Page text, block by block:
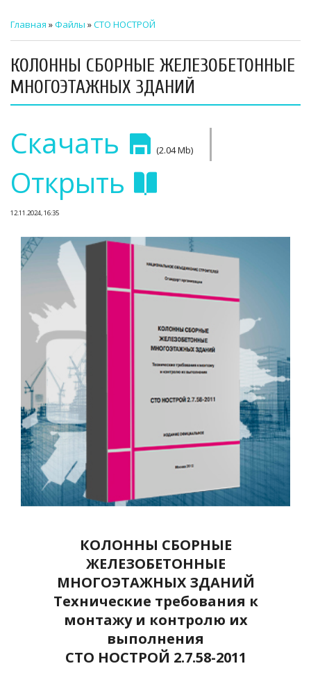
СТРОИТЕЛЬНЫЙ КОНТРОЛЬ
СТРОИТЕЛЬНЫЙ АУДИТ
ЭКСПЛУАТАЦИЯ
НОРМАТИВНЫЕ ДОКУМЕНТЫ
ПРЕССА
Главная »Файлы »СТО НОСТРОЙ
КОЛОННЫ СБОРНЫЕ ЖЕЛЕЗОБЕТОННЫЕ
МНОГОЭТАЖНЫХ ЗДАНИЙ
Скачать (2.04 Mb) |
Открыть
12.11.2024, 16:35
КОЛОННЫ СБОРНЫЕ
ЖЕЛЕЗОБЕТОННЫЕ
МНОГОЭТАЖНЫХ ЗДАНИЙ
Технические требования к
монтажу и контролю их
выполнения
СТО НОСТРОЙ 2.7.58-2011